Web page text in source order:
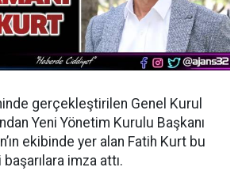
gerçekleştirilen Genel Kurul
Yeni Yönetim Kurulu Başkanı
ekibinde yer alan Fatih Kurt bu
imza attı.